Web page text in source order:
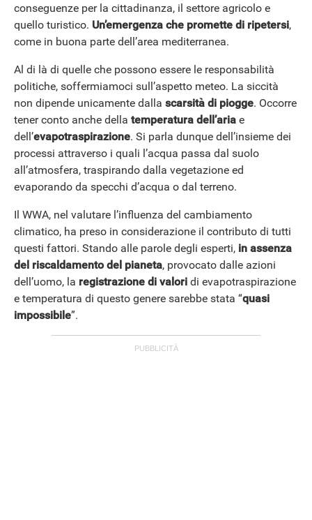
conseguenze per la cittadinanza, il settore agricolo e
quello turistico. Un’emergenza che promette di ripetersi,
come in buona parte dell’area mediterranea.
Al di là di quelle che possono essere le responsabilità
politiche, soffermiamoci sull’aspetto meteo. La siccità
non dipende unicamente dalla scarsità di piogge. Occorre
tener conto anche della temperatura dell’aria e
dell’evapotraspirazione. Si parla dunque dell’insieme dei
processi attraverso i quali l’acqua passa dal suolo
all’atmosfera, traspirando dalla vegetazione ed
evaporando da specchi d’acqua o dal terreno.
Il WWA, nel valutare l’influenza del cambiamento
climatico, ha preso in considerazione il contributo di tutti
questi fattori. Stando alle parole degli esperti, in assenza
del riscaldamento del pianeta, provocato dalle azioni
dell’uomo, la registrazione di valori di evapotraspirazione
e temperatura di questo genere sarebbe stata “quasi
impossibile”.